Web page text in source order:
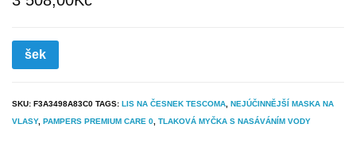
šek
SKU: F3A3498A83C0 TAGS: LIS NA ČESNEK TESCOMA NEJÚČINNĚJŠÍ MASKA NA
VLASY, PAMPERS PREMIUM CARE 0 TLAKOVÁ MYČKA S NASÁVÁNÍM VODY